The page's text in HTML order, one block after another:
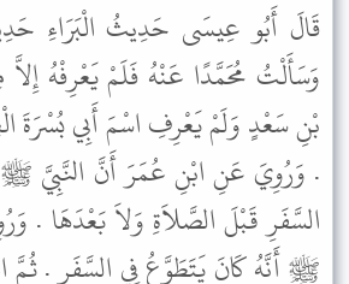
قَالَ أَبُو عِيسَى حَدِيثُ الْبَرَاءِ
وَسَأَلْتُ مُحَمَّدًا عَنْهُ فَلَمْ يَعْرِفْهُ
بْنِ سَعْدٍ وَلَمْ يَعْرِفِ اسْمَ أَبِي بُسْرَةَ
. وَرُوِيَ عَنِ ابْنِ عُمَرَ أَنَّ النَّبِيَّ ﷺ
السَّفَرِ قَبْلَ الصَّلاَةِ وَلاَ بَعْدَهَا .
ﷺ أَنَّهُ كَانَ يَتَطَوَّعُ فِي السَّفَرِ . ثُمَّ